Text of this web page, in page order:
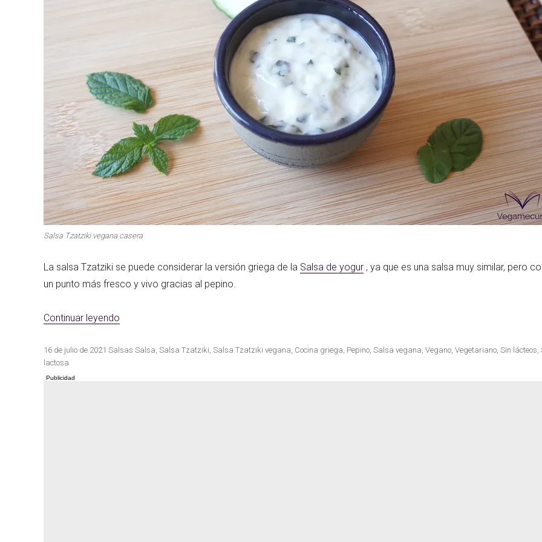
Salsa Tzatziki vegana casera
La salsa Tzatziki se puede considerar la versión griega de la Salsa de yogur , ya que es una salsa muy similar, pero
un punto más fresco y vivo gracias al pepino.
Continuar leyendo
Publicado
el
16 de julio de 2021 Categorías
Salsas Etiquetas
Salsa, Salsa Tzatziki, Salsa Tzatziki vegana, Cocina griega, Pepino, Salsa vegana, Vegano, Vegetariano, Sin lácteos,
lactosa